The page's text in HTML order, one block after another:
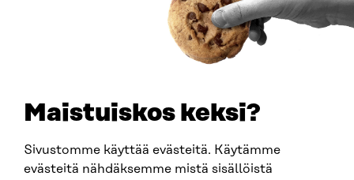
Maistuiskos keksi?
Sivustomme käyttää evästeitä. Käytämme
evästeitä nähdäksemme mistä sisällöistä
SITRA SOSIAALISESSA MEDIASSA